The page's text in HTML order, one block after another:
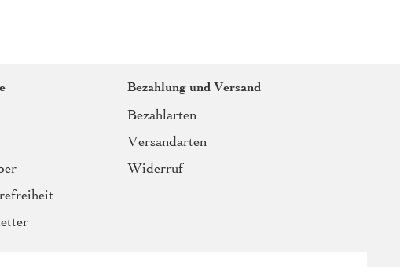
Bezahlung und Versand
Bezahlarten
Versandarten
Widerruf